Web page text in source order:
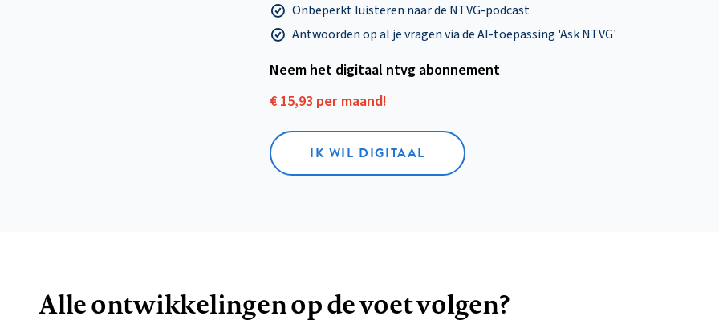
Onbeperkt luisteren naar de NTVG-podcast
Antwoorden op al je vragen via de AI-toepassing 'Ask NTVG'
Neem het digitaal ntvg abonnement
€ 15,93 per maand!
IK WIL DIGITAAL
Alle ontwikkelingen op de voet volgen?